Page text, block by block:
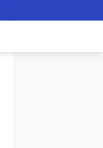
Negeri